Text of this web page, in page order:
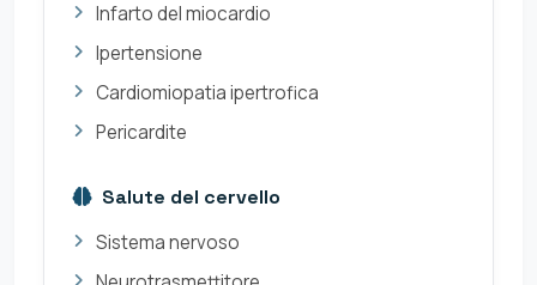
Infarto del miocardio
Ipertensione
Cardiomiopatia ipertrofica
Pericardite
Salute del cervello
Sistema nervoso